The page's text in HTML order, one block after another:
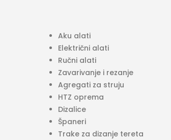
Aku alati
Električni alati
Ručni alati
Zavarivanje i rezanje
Agregati za struju
HTZ oprema
Dizalice
Španeri
Trake za dizanje tereta